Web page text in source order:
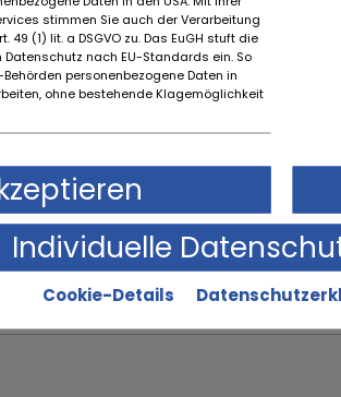
Ort
Reggio Emilia
Marke
Alfa Romeo
stimmen Sie auch der Verarbeitung
49 (1) lit. a DSGVO zu. Das EuGH stuft die
nach EU-Standards ein. So
personenbezogene Daten in
ohne bestehende Klagemöglichkeit
Individuelle
Cookie-Details